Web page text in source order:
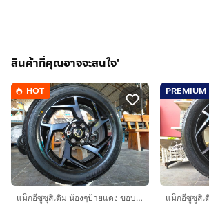
สินค้าที่คุณอาจจะสนใจ'
HOT
แม็กอีซูซุสีเดิม น้องๆป้ายแดง ขอบ20 พร้อมยางบริสโตน 265 50 20 ปี25 ยางสวยทุก เส้นตุ่มหน้ายางยังอยู่
PREMIUM